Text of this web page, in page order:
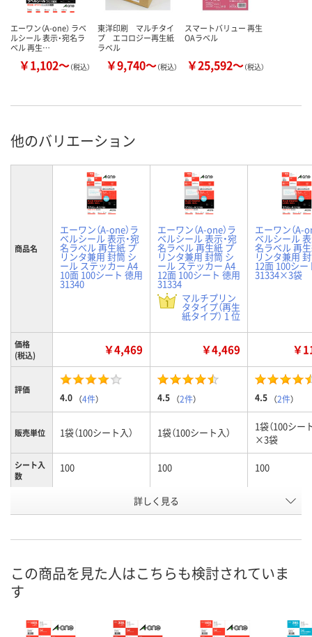
エーワン（A-one） ラベ
ルシール 表示・宛名ラ
ベル 再生…
￥1,102～（税込）
東洋印刷 マルチタイ
プ エコロジー再生紙
ラベル
￥9,740～（税込）
スマートバリュー 再生
OAラベル
￥25,592～（税込）
他のバリエーション
商品名
エーワン（A-one）ラ
ベルシール 表示・宛
名ラベル 再生紙 プ
リンタ兼用 封筒 シ
ール ステッカー A4
10面 100シート 徳用
31340
エーワン（A-one）ラ
ベルシール 表示・宛
名ラベル 再生紙 プ
リンタ兼用 封筒 シ
ール ステッカー A4
12面 100シート 徳用
31334
マルチプリン
タタイプ（再生
紙タイプ） 1 位
エーワン（A-
ベルシール 表
名ラベル 再
リンタ兼用
12面 100シー
31334×3袋
価格
(税込)
￥4,469 ￥4,469 ￥
評価
4.0 （4件） 4.5 （2件） 4.5 （2件）
販売単位 1袋（100シート入） 1袋（100シート入）
1袋（100シー
×3袋
シート入
数
100 100 100
イズ
（86.4×50.8mm）
12面
（86.4×42.3mm）
（
お申込番
在庫 あり あり 3点
詳しく見る
この商品を見た人はこちらも検討されていま
す